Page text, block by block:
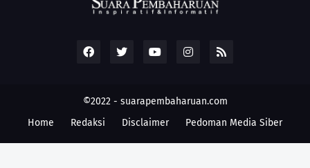
©2022 - suarapembaharuan.com
Home
Redaksi Disclaimer Pedoman Media Siber